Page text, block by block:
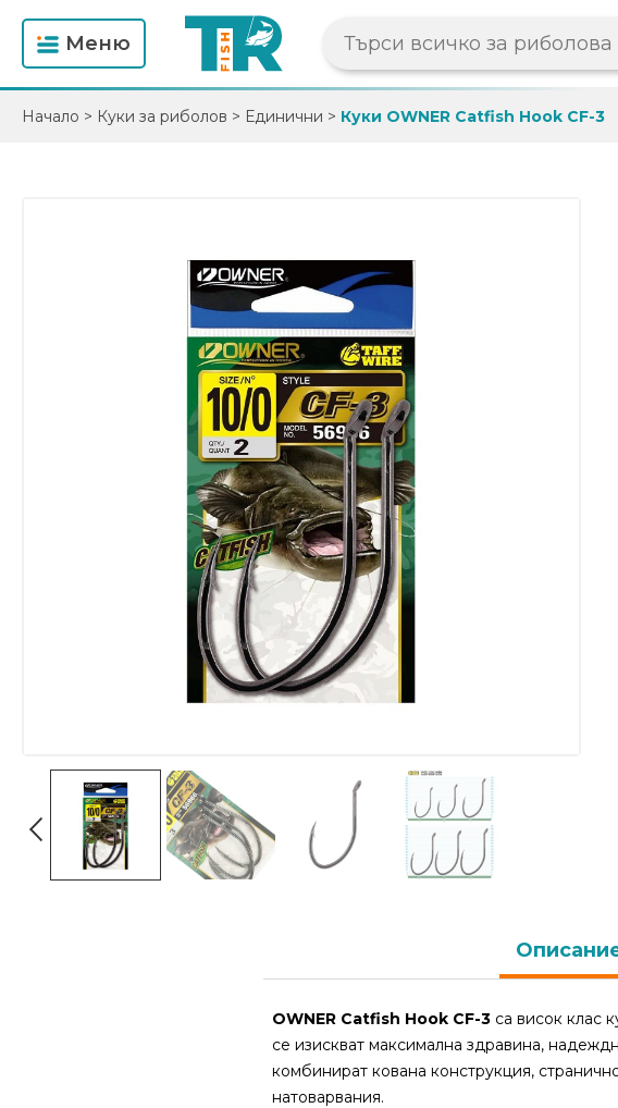
Mеню
Начало > Куки за риболов > Единични > Куки OWNER Catfish Hook CF-3
OWNER Catfish Hook CF-3 са висок клас
се изискват максимална здравина,
комбинират кована конструкция,
натоварвания.